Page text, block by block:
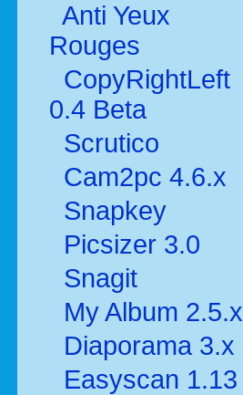
Anti Yeux
Rouges
CopyRightLeft
0.4 Beta
Scrutico
Cam2pc 4.6.x
Snapkey
Picsizer 3.0
Snagit
My Album 2.5.x
Diaporama 3.x
Easyscan 1.13